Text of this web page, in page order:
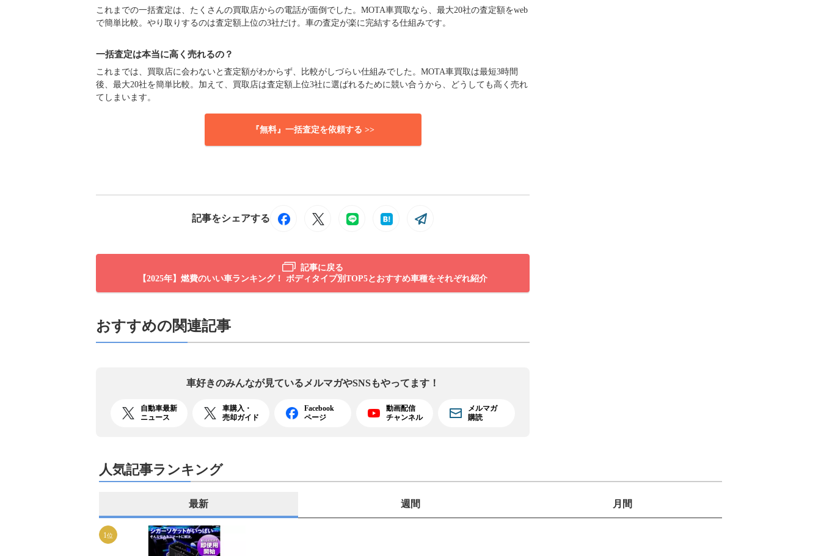
これまでの一括査定は、たくさんの買取店からの電話が面倒でした。MOTA車買取なら、最大20社の査定額をweb
で簡単比較。やり取りするのは査定額上位の3社だけ。車の査定が楽に完結する仕組みです。
一括査定は本当に高く売れるの？
これまでは、買取店に会わないと査定額がわからず、比較がしづらい仕組みでした。MOTA車買取は最短3時間
後、最大20社を簡単比較。加えて、買取店は査定額上位3社に選ばれるために競い合うから、どうしても高く売れ
てしまいます。
『無料』一括査定を依頼する >>
記事をシェアする
記事に戻る
【2025年】燃費のいい車ランキング！ ボディタイプ別TOP5とおすすめ車種をそれぞれ紹介
おすすめの関連記事
車好きのみんなが見ている メルマガやSNSもやってます！
自動車最新
ニュース
車購入・
売却ガイド
Facebook
ページ
動画配信
チャンネル
メルマガ
購読
人気記事ランキング
最新 週間 月間
1位